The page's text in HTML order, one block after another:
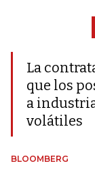
La
que los
a
volátiles
BLOOMBERG